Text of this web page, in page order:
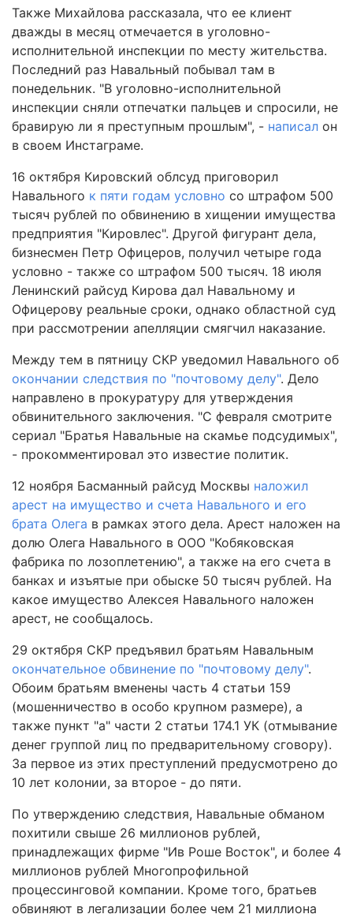
Также Михайлова рассказала, что ее клиент
дважды в месяц отмечается в уголовно-
исполнительной инспекции по месту жительства.
Последний раз Навальный побывал там в
понедельник. "В уголовно-исполнительной
инспекции сняли отпечатки пальцев и спросили, не
бравирую ли я преступным прошлым", - написал он
в своем Инстаграме.
16 октября Кировский облсуд приговорил
Навального к пяти годам условно со штрафом 500
тысяч рублей по обвинению в хищении имущества
предприятия "Кировлес". Другой фигурант дела,
бизнесмен Петр Офицеров, получил четыре года
условно - также со штрафом 500 тысяч. 18 июля
Ленинский райсуд Кирова дал Навальному и
Офицерову реальные сроки, однако областной суд
при рассмотрении апелляции смягчил наказание.
Между тем в пятницу СКР уведомил Навального об
окончании следствия по "почтовому делу". Дело
направлено в прокуратуру для утверждения
обвинительного заключения. "С февраля смотрите
сериал "Братья Навальные на скамье подсудимых",
- прокомментировал это известие политик.
12 ноября Басманный райсуд Москвы наложил
арест на имущество и счета Навального и его
брата Олега в рамках этого дела. Арест наложен на
долю Олега Навального в ООО "Кобяковская
фабрика по лозоплетению", а также на его счета в
банках и изъятые при обыске 50 тысяч рублей. На
какое имущество Алексея Навального наложен
арест, не сообщалось.
29 октября СКР предъявил братьям Навальным
окончательное обвинение по "почтовому делу".
Обоим братьям вменены часть 4 статьи 159
(мошенничество в особо крупном размере), а
также пункт "а" части 2 статьи 174.1 УК (отмывание
денег группой лиц по предварительному сговору).
За первое из этих преступлений предусмотрено до
10 лет колонии, за второе - до пяти.
По утверждению следствия, Навальные обманом
похитили свыше 26 миллионов рублей,
принадлежащих фирме "Ив Роше Восток", и более 4
миллионов рублей Многопрофильной
процессинговой компании. Кроме того, братьев
обвиняют в легализации более чем 21 миллиона